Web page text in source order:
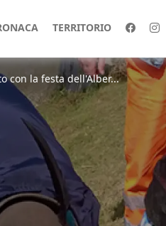
TERRITORIO
con la festa dell'Alber...